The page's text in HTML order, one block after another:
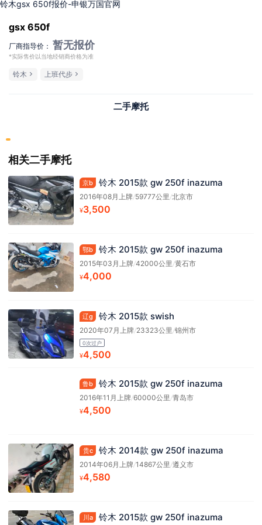
铃木gsx 650f报价-申银万国官网
gsx 650f
厂商指导价： 暂无报价
*实际售价以当地经销商价格为准
铃木 上班代步
二手摩托
相关二手摩托
京b 铃木 2015款 gw 250f inazuma
2016年08月上牌/59777公里 /北京市
¥3,500
鄂b 铃木 2015款 gw 250f inazuma
2015年03月上牌/42000公里 /黄石市
¥4,000
辽g 铃木 2015款 swish
2020年07月上牌/23323公里 /锦州市
0次过户
¥4,500
鲁b 铃木 2015款 gw 250f inazuma
2016年11月上牌/60000公里 /青岛市
¥4,500
贵c 铃木 2014款 gw 250f inazuma
2014年06月上牌/14867公里 /遵义市
¥4,580
川a 铃木 2015款 gw 250f inazuma